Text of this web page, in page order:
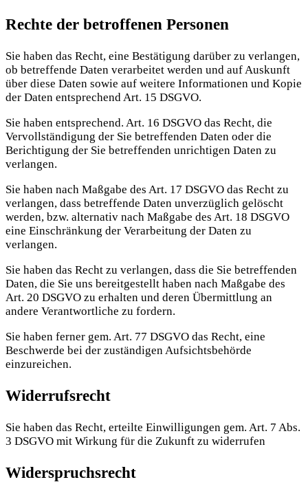
Rechte der betroffenen Personen
Sie haben das Recht, eine Bestätigung darüber zu verlangen,
ob betreffende Daten verarbeitet werden und auf Auskunft
über diese Daten sowie auf weitere Informationen und Kopie
der Daten entsprechend Art. 15 DSGVO.
Sie haben entsprechend. Art. 16 DSGVO das Recht, die
Vervollständigung der Sie betreffenden Daten oder die
Berichtigung der Sie betreffenden unrichtigen Daten zu
verlangen.
Sie haben nach Maßgabe des Art. 17 DSGVO das Recht zu
verlangen, dass betreffende Daten unverzüglich gelöscht
werden, bzw. alternativ nach Maßgabe des Art. 18 DSGVO
eine Einschränkung der Verarbeitung der Daten zu
verlangen.
Sie haben das Recht zu verlangen, dass die Sie betreffenden
Daten, die Sie uns bereitgestellt haben nach Maßgabe des
Art. 20 DSGVO zu erhalten und deren Übermittlung an
andere Verantwortliche zu fordern.
Sie haben ferner gem. Art. 77 DSGVO das Recht, eine
Beschwerde bei der zuständigen Aufsichtsbehörde
einzureichen.
Widerrufsrecht
Sie haben das Recht, erteilte Einwilligungen gem. Art. 7 Abs.
3 DSGVO mit Wirkung für die Zukunft zu widerrufen
Widerspruchsrecht